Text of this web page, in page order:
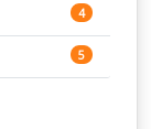
11
134
4
5